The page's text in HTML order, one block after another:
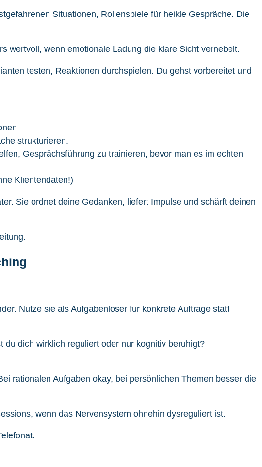
Situationen, Rollenspiele für heikle Gespräche. Die
wertvoll, wenn emotionale Ladung die klare Sicht vernebelt.
testen, Reaktionen durchspielen. Du gehst vorbereitet und
strukturieren.
Gesprächsführung zu trainieren, bevor man es im echten
Klientendaten!)
Sie ordnet deine Gedanken, liefert Impulse und schärft deinen
Nutze sie als Aufgabenlöser für konkrete Aufträge statt
dich wirklich reguliert oder nur kognitiv beruhigt?
rationalen Aufgaben okay, bei persönlichen Themen besser die
wenn das Nervensystem ohnehin dysreguliert ist.